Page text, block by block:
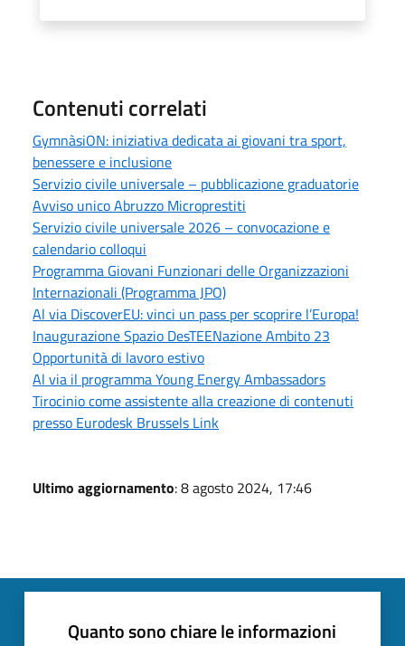
Contenuti correlati
GymnàsiON: iniziativa dedicata ai giovani tra sport,
benessere e inclusione
Servizio civile universale – pubblicazione graduatorie
Avviso unico Abruzzo Microprestiti
Servizio civile universale 2026 – convocazione e
calendario colloqui
Programma Giovani Funzionari delle Organizzazioni
Internazionali (Programma JPO)
Al via DiscoverEU: vinci un pass per scoprire l’Europa!
Inaugurazione Spazio DesTEENazione Ambito 23
Opportunità di lavoro estivo
Al via il programma Young Energy Ambassadors
Tirocinio come assistente alla creazione di contenuti
presso Eurodesk Brussels Link
Ultimo aggiornamento: 8 agosto 2024, 17:46
Quanto sono chiare le informazioni